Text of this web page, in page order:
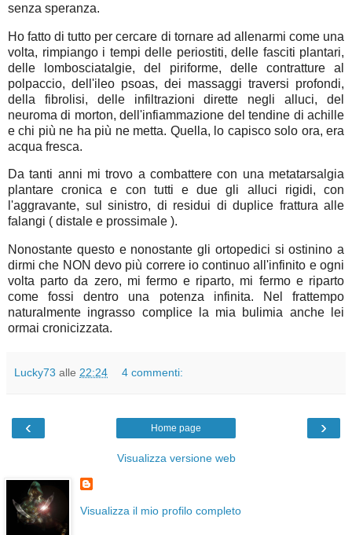
senza speranza.
Ho fatto di tutto per cercare di tornare ad allenarmi come una
volta, rimpiango i tempi delle periostiti, delle fasciti plantari,
delle lombosciatalgie, del piriforme, delle contratture al
polpaccio, dell'ileo psoas, dei massaggi traversi profondi,
della fibrolisi, delle infiltrazioni dirette negli alluci, del
neuroma di morton, dell'infiammazione del tendine di achille
e chi più ne ha più ne metta. Quella, lo capisco solo ora, era
acqua fresca.
Da tanti anni mi trovo a combattere con una metatarsalgia
plantare cronica e con tutti e due gli alluci rigidi, con
l'aggravante, sul sinistro, di residui di duplice frattura alle
falangi ( distale e prossimale ).
Nonostante questo e nonostante gli ortopedici si ostinino a
dirmi che NON devo più correre io continuo all'infinito e ogni
volta parto da zero, mi fermo e riparto, mi fermo e riparto
come fossi dentro una potenza infinita. Nel frattempo
naturalmente ingrasso complice la mia bulimia anche lei
ormai cronicizzata.
Lucky73 alle 22:24 4 commenti:
‹ ›
Home page
Visualizza versione web
Visualizza il mio profilo completo